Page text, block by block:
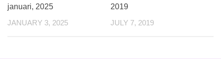
januari, 2025
JANUARY 3, 2025
2019
JULY 7, 2019